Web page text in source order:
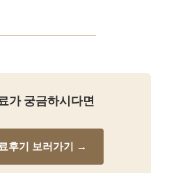
가 궁금하시다면
후기 보러가기 →